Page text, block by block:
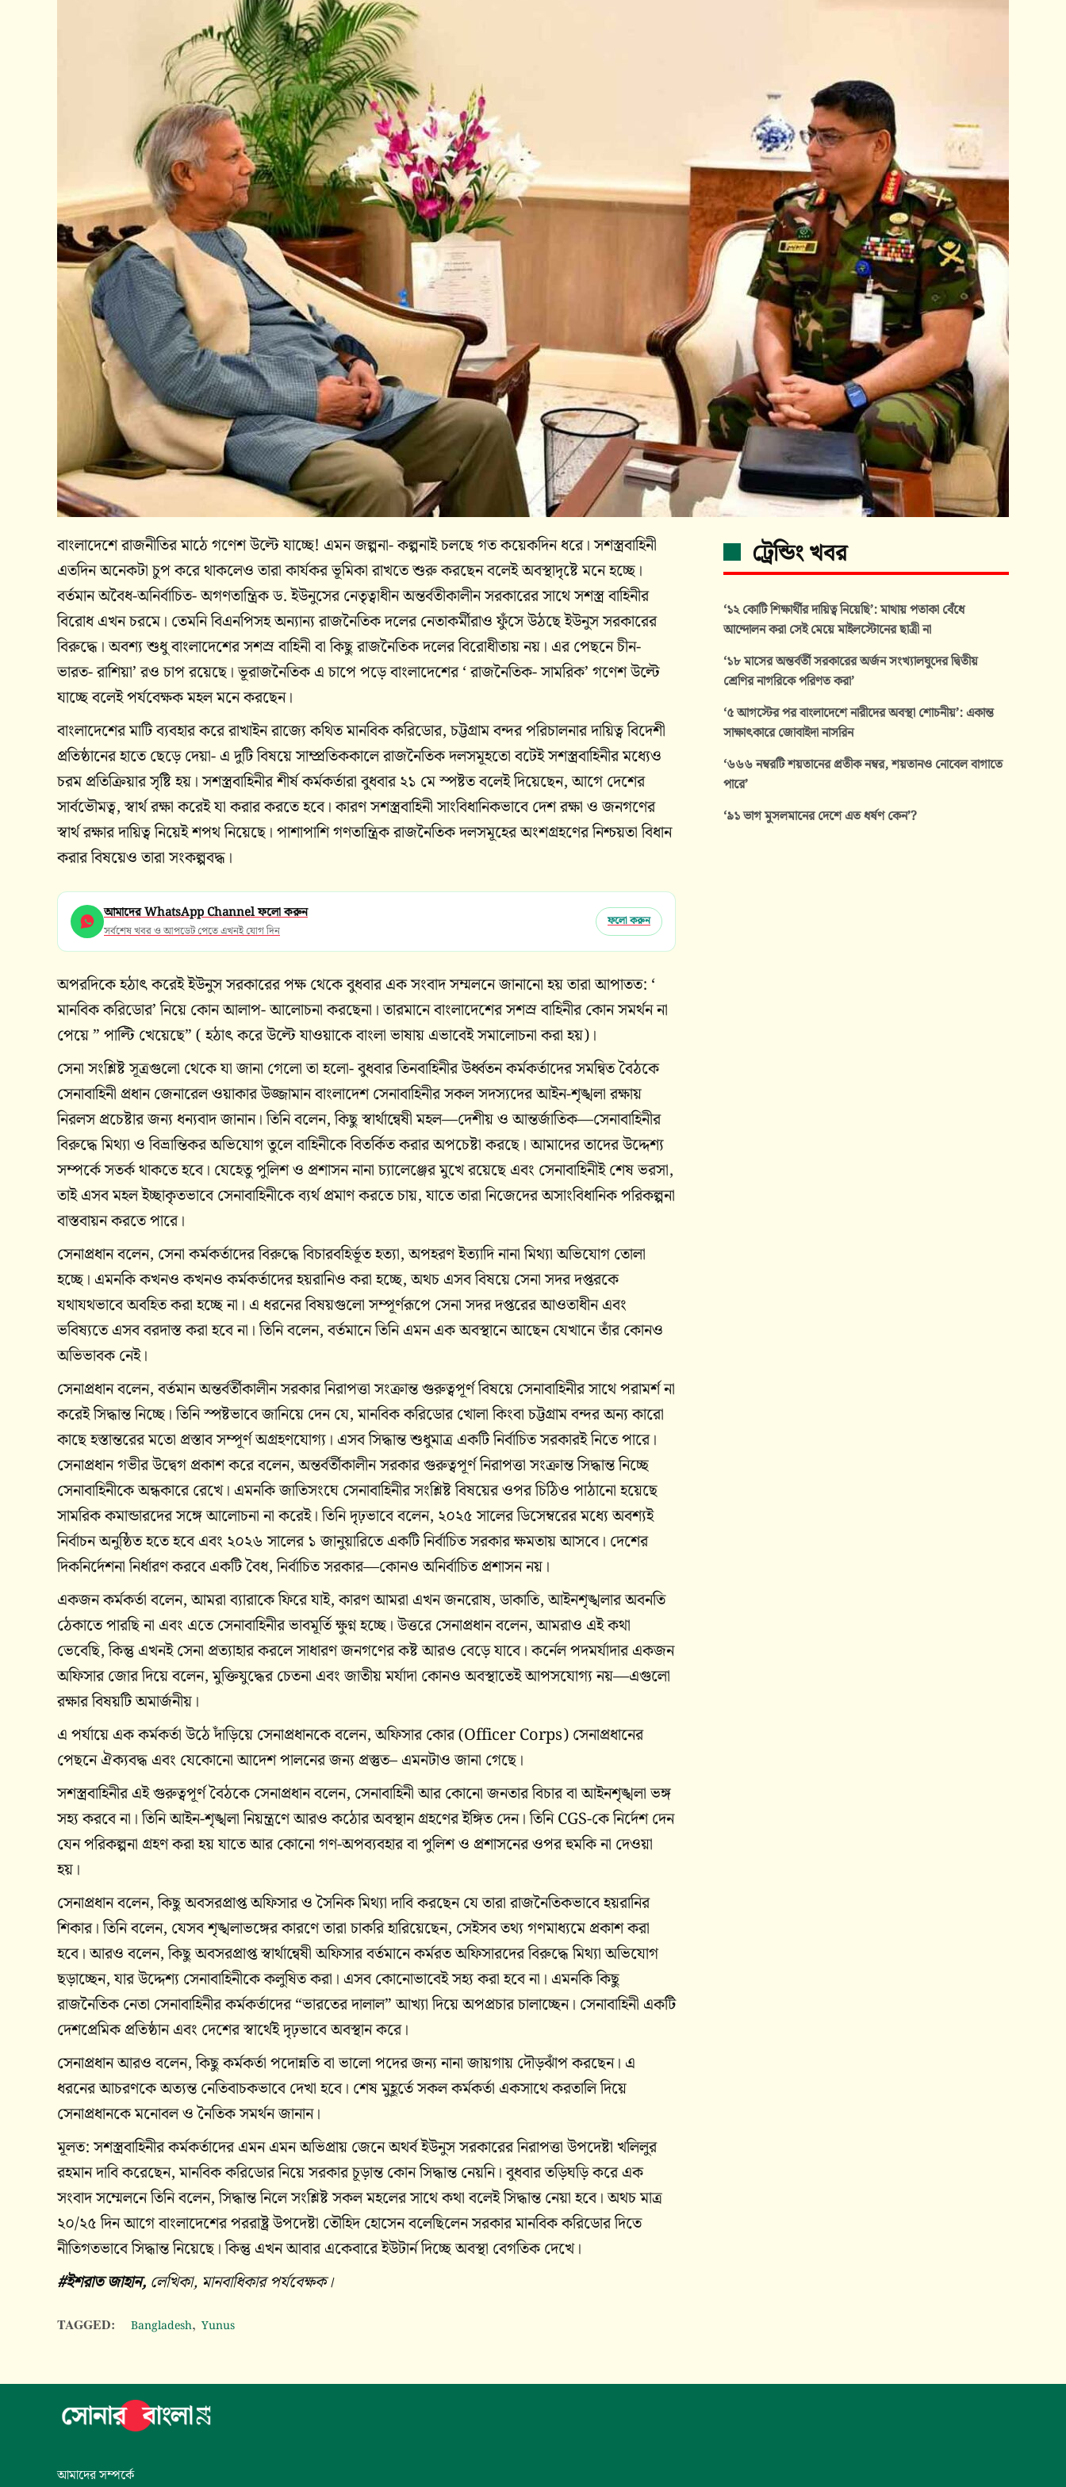
বাংলাদেশে রাজনীতির মাঠে গণেশ উল্টে যাচ্ছে! এমন জল্পনা- কল্পনাই চলছে গত কয়েকদিন ধরে। সশস্ত্রবাহিনী
এতদিন অনেকটা চুপ করে থাকলেও তারা কার্যকর ভূমিকা রাখতে শুরু করছেন বলেই অবস্থাদৃষ্টে মনে হচ্ছে।
বর্তমান অবৈধ-অনির্বাচিত- অগণতান্ত্রিক ড. ইউনুসের নেতৃত্বাধীন অন্তর্বতীকালীন সরকারের সাথে সশস্ত্র বাহিনীর
বিরোধ এখন চরমে। তেমনি বিএনপিসহ অন্যান্য রাজনৈতিক দলের নেতাকর্মীরাও ফুঁসে উঠছে ইউনুস সরকারের
বিরুদ্ধে। অবশ্য শুধু বাংলাদেশের সশস্র বাহিনী বা কিছু রাজনৈতিক দলের বিরোধীতায় নয়। এর পেছনে চীন-
ভারত- রাশিয়া’ রও চাপ রয়েছে। ভূরাজনৈতিক এ চাপে পড়ে বাংলাদেশের ‘ রাজনৈতিক- সামরিক’ গণেশ উল্টে
যাচ্ছে বলেই পর্যবেক্ষক মহল মনে করছেন।
বাংলাদেশের মাটি ব্যবহার করে রাখাইন রাজ্যে কথিত মানবিক করিডোর, চট্টগ্রাম বন্দর পরিচালনার দায়িত্ব বিদেশী
প্রতিষ্ঠানের হাতে ছেড়ে দেয়া- এ দুটি বিষয়ে সাম্প্রতিককালে রাজনৈতিক দলসমূহতো বটেই সশস্ত্রবাহিনীর মধ্যেও
চরম প্রতিক্রিয়ার সৃষ্টি হয়। সশস্ত্রবাহিনীর শীর্ষ কর্মকর্তারা বুধবার ২১ মে স্পষ্টত বলেই দিয়েছেন, আগে দেশের
সার্বভৌমত্ব, স্বার্থ রক্ষা করেই যা করার করতে হবে। কারণ সশস্ত্রবাহিনী সাংবিধানিকভাবে দেশ রক্ষা ও জনগণের
স্বার্থ রক্ষার দায়িত্ব নিয়েই শপথ নিয়েছে। পাশাপাশি গণতান্ত্রিক রাজনৈতিক দলসমূহের অংশগ্রহণের নিশ্চয়তা বিধান
করার বিষয়েও তারা সংকল্পবদ্ধ।
আমাদের WhatsApp Channel ফলো করুন
সর্বশেষ খবর ও আপডেট পেতে এখনই যোগ দিন
ফলো করুন
অপরদিকে হঠাৎ করেই ইউনুস সরকারের পক্ষ থেকে বুধবার এক সংবাদ সম্মলনে জানানো হয় তারা আপাতত: ‘
মানবিক করিডোর’ নিয়ে কোন আলাপ- আলোচনা করছেনা। তারমানে বাংলাদেশের সশস্র বাহিনীর কোন সমর্থন না
পেয়ে ” পাল্টি খেয়েছে” ( হঠাৎ করে উল্টে যাওয়াকে বাংলা ভাষায় এভাবেই সমালোচনা করা হয়)।
সেনা সংশ্লিষ্ট সূত্রগুলো থেকে যা জানা গেলো তা হলো- বুধবার তিনবাহিনীর উর্ধ্বতন কর্মকর্তাদের সমন্বিত বৈঠকে
সেনাবাহিনী প্রধান জেনারেল ওয়াকার উজ্জামান বাংলাদেশ সেনাবাহিনীর সকল সদস্যদের আইন-শৃঙ্খলা রক্ষায়
নিরলস প্রচেষ্টার জন্য ধন্যবাদ জানান। তিনি বলেন, কিছু স্বার্থান্বেষী মহল—দেশীয় ও আন্তর্জাতিক—সেনাবাহিনীর
বিরুদ্ধে মিথ্যা ও বিভ্রান্তিকর অভিযোগ তুলে বাহিনীকে বিতর্কিত করার অপচেষ্টা করছে। আমাদের তাদের উদ্দেশ্য
সম্পর্কে সতর্ক থাকতে হবে। যেহেতু পুলিশ ও প্রশাসন নানা চ্যালেঞ্জের মুখে রয়েছে এবং সেনাবাহিনীই শেষ ভরসা,
তাই এসব মহল ইচ্ছাকৃতভাবে সেনাবাহিনীকে ব্যর্থ প্রমাণ করতে চায়, যাতে তারা নিজেদের অসাংবিধানিক পরিকল্পনা
বাস্তবায়ন করতে পারে।
সেনাপ্রধান বলেন, সেনা কর্মকর্তাদের বিরুদ্ধে বিচারবহির্ভূত হত্যা, অপহরণ ইত্যাদি নানা মিথ্যা অভিযোগ তোলা
হচ্ছে। এমনকি কখনও কখনও কর্মকর্তাদের হয়রানিও করা হচ্ছে, অথচ এসব বিষয়ে সেনা সদর দপ্তরকে
যথাযথভাবে অবহিত করা হচ্ছে না। এ ধরনের বিষয়গুলো সম্পূর্ণরূপে সেনা সদর দপ্তরের আওতাধীন এবং
ভবিষ্যতে এসব বরদাস্ত করা হবে না। তিনি বলেন, বর্তমানে তিনি এমন এক অবস্থানে আছেন যেখানে তাঁর কোনও
অভিভাবক নেই।
সেনাপ্রধান বলেন, বর্তমান অন্তর্বর্তীকালীন সরকার নিরাপত্তা সংক্রান্ত গুরুত্বপূর্ণ বিষয়ে সেনাবাহিনীর সাথে পরামর্শ না
করেই সিদ্ধান্ত নিচ্ছে। তিনি স্পষ্টভাবে জানিয়ে দেন যে, মানবিক করিডোর খোলা কিংবা চট্টগ্রাম বন্দর অন্য কারো
কাছে হস্তান্তরের মতো প্রস্তাব সম্পূর্ণ অগ্রহণযোগ্য। এসব সিদ্ধান্ত শুধুমাত্র একটি নির্বাচিত সরকারই নিতে পারে।
সেনাপ্রধান গভীর উদ্বেগ প্রকাশ করে বলেন, অন্তর্বর্তীকালীন সরকার গুরুত্বপূর্ণ নিরাপত্তা সংক্রান্ত সিদ্ধান্ত নিচ্ছে
সেনাবাহিনীকে অন্ধকারে রেখে। এমনকি জাতিসংঘে সেনাবাহিনীর সংশ্লিষ্ট বিষয়ের ওপর চিঠিও পাঠানো হয়েছে
সামরিক কমান্ডারদের সঙ্গে আলোচনা না করেই। তিনি দৃঢ়ভাবে বলেন, ২০২৫ সালের ডিসেম্বরের মধ্যে অবশ্যই
নির্বাচন অনুষ্ঠিত হতে হবে এবং ২০২৬ সালের ১ জানুয়ারিতে একটি নির্বাচিত সরকার ক্ষমতায় আসবে। দেশের
দিকনির্দেশনা নির্ধারণ করবে একটি বৈধ, নির্বাচিত সরকার—কোনও অনির্বাচিত প্রশাসন নয়।
একজন কর্মকর্তা বলেন, আমরা ব্যারাকে ফিরে যাই, কারণ আমরা এখন জনরোষ, ডাকাতি, আইনশৃঙ্খলার অবনতি
ঠেকাতে পারছি না এবং এতে সেনাবাহিনীর ভাবমূর্তি ক্ষুণ্ন হচ্ছে। উত্তরে সেনাপ্রধান বলেন, আমরাও এই কথা
ভেবেছি, কিন্তু এখনই সেনা প্রত্যাহার করলে সাধারণ জনগণের কষ্ট আরও বেড়ে যাবে। কর্নেল পদমর্যাদার একজন
অফিসার জোর দিয়ে বলেন, মুক্তিযুদ্ধের চেতনা এবং জাতীয় মর্যাদা কোনও অবস্থাতেই আপসযোগ্য নয়—এগুলো
রক্ষার বিষয়টি অমার্জনীয়।
এ পর্যায়ে এক কর্মকর্তা উঠে দাঁড়িয়ে সেনাপ্রধানকে বলেন, অফিসার কোর (Officer Corps) সেনাপ্রধানের
পেছনে ঐক্যবদ্ধ এবং যেকোনো আদেশ পালনের জন্য প্রস্তুত– এমনটাও জানা গেছে।
সশস্ত্রবাহিনীর এই গুরুত্বপূর্ণ বৈঠকে সেনাপ্রধান বলেন, সেনাবাহিনী আর কোনো জনতার বিচার বা আইনশৃঙ্খলা ভঙ্গ
সহ্য করবে না। তিনি আইন-শৃঙ্খলা নিয়ন্ত্রণে আরও কঠোর অবস্থান গ্রহণের ইঙ্গিত দেন। তিনি CGS-কে নির্দেশ দেন
যেন পরিকল্পনা গ্রহণ করা হয় যাতে আর কোনো গণ-অপব্যবহার বা পুলিশ ও প্রশাসনের ওপর হুমকি না দেওয়া
হয়।
সেনাপ্রধান বলেন, কিছু অবসরপ্রাপ্ত অফিসার ও সৈনিক মিথ্যা দাবি করছেন যে তারা রাজনৈতিকভাবে হয়রানির
শিকার। তিনি বলেন, যেসব শৃঙ্খলাভঙ্গের কারণে তারা চাকরি হারিয়েছেন, সেইসব তথ্য গণমাধ্যমে প্রকাশ করা
হবে। আরও বলেন, কিছু অবসরপ্রাপ্ত স্বার্থান্বেষী অফিসার বর্তমানে কর্মরত অফিসারদের বিরুদ্ধে মিথ্যা অভিযোগ
ছড়াচ্ছেন, যার উদ্দেশ্য সেনাবাহিনীকে কলুষিত করা। এসব কোনোভাবেই সহ্য করা হবে না। এমনকি কিছু
রাজনৈতিক নেতা সেনাবাহিনীর কর্মকর্তাদের “ভারতের দালাল” আখ্যা দিয়ে অপপ্রচার চালাচ্ছেন। সেনাবাহিনী একটি
দেশপ্রেমিক প্রতিষ্ঠান এবং দেশের স্বার্থেই দৃঢ়ভাবে অবস্থান করে।
সেনাপ্রধান আরও বলেন, কিছু কর্মকর্তা পদোন্নতি বা ভালো পদের জন্য নানা জায়গায় দৌড়ঝাঁপ করছেন। এ
ধরনের আচরণকে অত্যন্ত নেতিবাচকভাবে দেখা হবে। শেষ মুহূর্তে সকল কর্মকর্তা একসাথে করতালি দিয়ে
সেনাপ্রধানকে মনোবল ও নৈতিক সমর্থন জানান।
মূলত: সশস্ত্রবাহিনীর কর্মকর্তাদের এমন এমন অভিপ্রায় জেনে অথর্ব ইউনুস সরকারের নিরাপত্তা উপদেষ্টা খলিলুর
রহমান দাবি করেছেন, মানবিক করিডোর নিয়ে সরকার চূড়ান্ত কোন সিদ্ধান্ত নেয়নি। বুধবার তড়িঘড়ি করে এক
সংবাদ সম্মেলনে তিনি বলেন, সিদ্ধান্ত নিলে সংশ্লিষ্ট সকল মহলের সাথে কথা বলেই সিদ্ধান্ত নেয়া হবে। অথচ মাত্র
২০/২৫ দিন আগে বাংলাদেশের পররাষ্ট্র উপদেষ্টা তৌহিদ হোসেন বলেছিলেন সরকার মানবিক করিডোর দিতে
নীতিগতভাবে সিদ্ধান্ত নিয়েছে। কিন্তু এখন আবার একেবারে ইউটার্ন দিচ্ছে অবস্থা বেগতিক দেখে।
#ইশরাত জাহান, লেখিকা, মানবাধিকার পর্যবেক্ষক।
TAGGED: Bangladesh, Yunus
ট্রেন্ডিং খবর
‘১২ কোটি শিক্ষার্থীর দায়িত্ব নিয়েছি’: মাথায় পতাকা বেঁধে
আন্দোলন করা সেই মেয়ে মাইলস্টোনের ছাত্রী না
‘১৮ মাসের অন্তর্বর্তী সরকারের অর্জন সংখ্যালঘুদের দ্বিতীয়
শ্রেণির নাগরিকে পরিণত করা’
‘৫ আগস্টের পর বাংলাদেশে নারীদের অবস্থা শোচনীয়’: একান্ত
সাক্ষাৎকারে জোবাইদা নাসরিন
‘৬৬৬ নম্বরটি শয়তানের প্রতীক নম্বর, শয়তানও নোবেল বাগাতে
পারে’
‘৯১ ভাগ মুসলমানের দেশে এত ধর্ষণ কেন’?
আমাদের সম্পর্কে